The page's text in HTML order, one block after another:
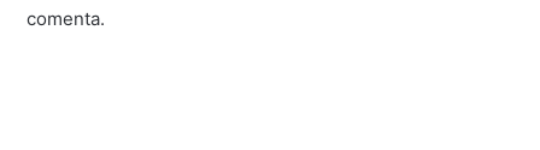
comenta.